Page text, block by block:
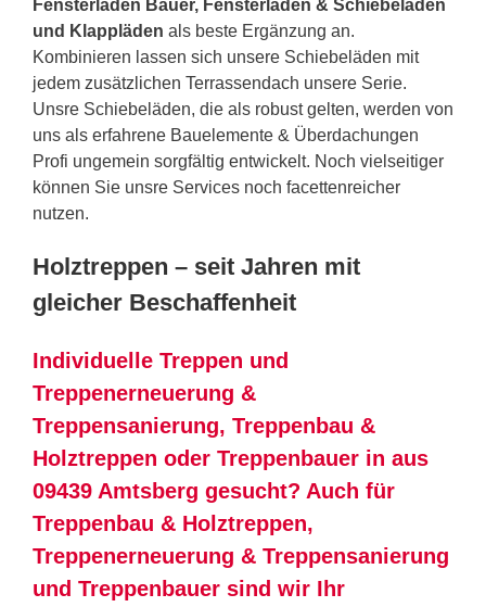
Fensterladen Bauer, Fensterläden & Schiebeläden
und Klappläden als beste Ergänzung an.
Kombinieren lassen sich unsere Schiebeläden mit
jedem zusätzlichen Terrassendach unsere Serie.
Unsre Schiebeläden, die als robust gelten, werden von
uns als erfahrene Bauelemente & Überdachungen
Profi ungemein sorgfältig entwickelt. Noch vielseitiger
können Sie unsre Services noch facettenreicher
nutzen.
Holztreppen – seit Jahren mit
gleicher Beschaffenheit
Individuelle Treppen und
Treppenerneuerung &
Treppensanierung, Treppenbau &
Holztreppen oder Treppenbauer in aus
09439 Amtsberg gesucht? Auch für
Treppenbau & Holztreppen,
Treppenerneuerung & Treppensanierung
und Treppenbauer sind wir Ihr